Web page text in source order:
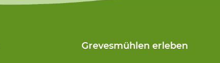
Grevesmühlen erleben